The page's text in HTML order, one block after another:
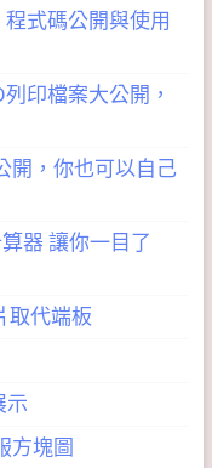
式碼公開與使用
印檔案大公開，
開，你也可以自己
器 讓你一目了
取代端板
示
方塊圖